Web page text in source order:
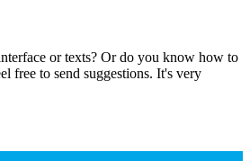
or texts? Or do you know how to
free to send suggestions. It's very